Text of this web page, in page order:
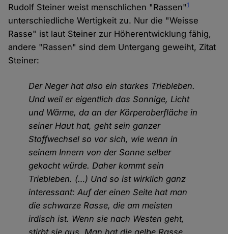
Rudolf Steiner weist menschlichen "Rassen"1
unterschiedliche Wertigkeit zu. Nur die "Weisse
Rasse" ist laut Steiner zur Höherentwicklung fähig,
andere "Rassen" sind dem Untergang geweiht, Zitat
Steiner:
Der Neger hat also ein starkes Triebleben.
Und weil er eigentlich das Sonnige, Licht
und Wärme, da an der Körperoberfläche in
seiner Haut hat, geht sein ganzer
Stoffwechsel so vor sich, wie wenn in
seinem Innern von der Sonne selber
gekocht würde. Daher kommt sein
Triebleben. (…) Und so ist wirklich ganz
interessant: Auf der einen Seite hat man
die schwarze Rasse, die am meisten
irdisch ist. Wenn sie nach Westen geht,